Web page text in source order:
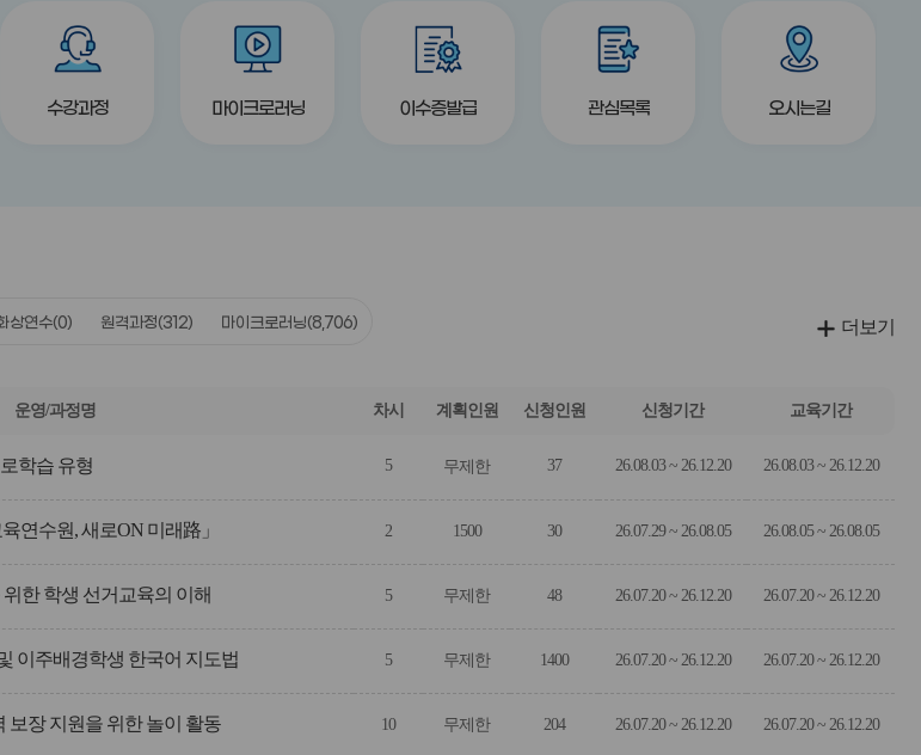
버
튼
title
수강과정
title
마이크로러닝
title
이수증발급
title
관심목록
title
오시는길
상연수(0) 원격과정(312) 마이크로러닝(8,706)
운영/과정명 차시 계획인원 신청인원 신청기간 교육기간
학습 유형 5 무제한 37 26.08.03 ~ 26.12.20 26.08.03 ~ 26.12.20
연수원, 새로ON 미래路」 2 1500 30 26.07.29 ~ 26.08.05 26.08.05 ~ 26.08.05
한 학생 선거교육의 이해 5 무제한 48 26.07.20 ~ 26.12.20 26.07.20 ~ 26.12.20
이주배경학생 한국어 지도법 5 무제한 1400 26.07.20 ~ 26.12.20 26.07.20 ~ 26.12.20
보장 지원을 위한 놀이 활동 10 무제한 204 26.07.20 ~ 26.12.20 26.07.20 ~ 26.12.20
더보기